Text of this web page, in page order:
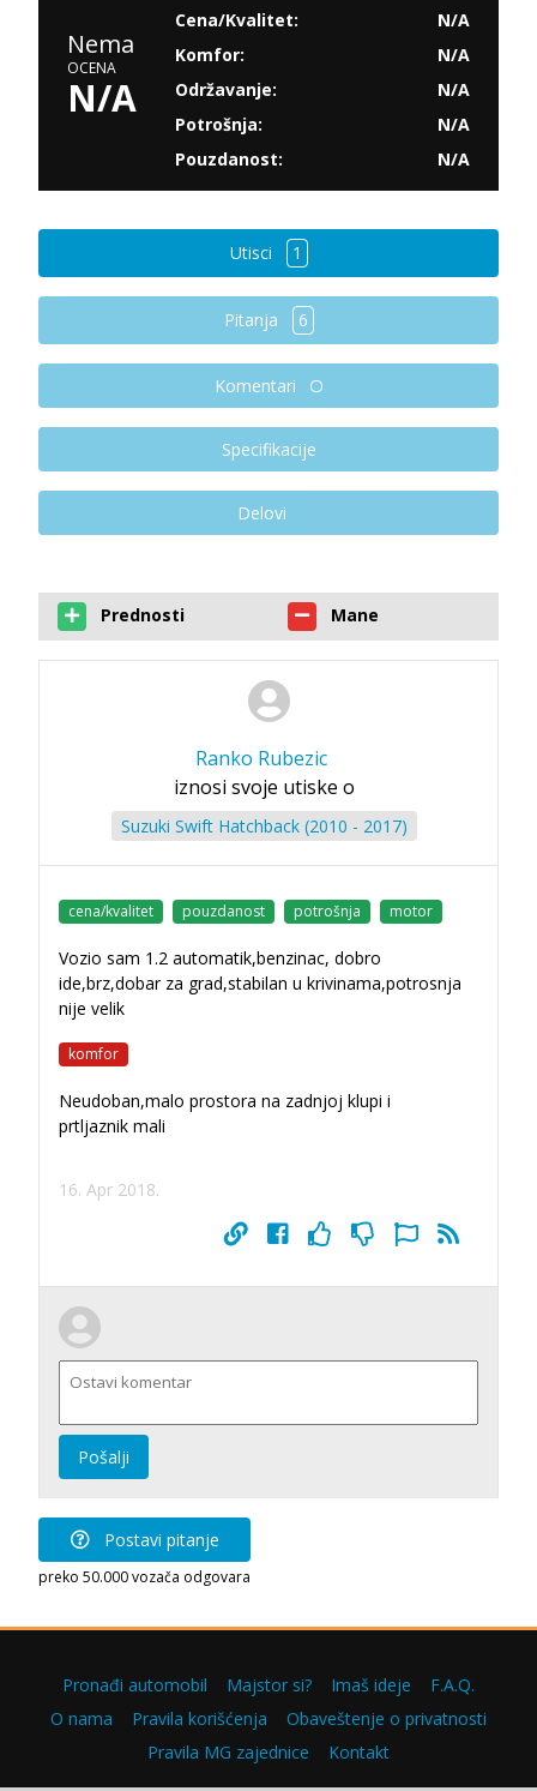
Nema
OCENA
N/A
Cena/Kvalitet:
N/A
Komfor:
N/A
Održavanje:
N/A
Potrošnja:
N/A
Pouzdanost:
N/A
Utisci 1
Pitanja 6
Komentari
Specifikacije
Delovi
Prednosti Mane
Ranko Rubezic
iznosi svoje utiske o
Suzuki Swift Hatchback (2010 - 2017)
cena/kvalitet pouzdanost potrošnja motor
Vozio sam 1.2 automatik,benzinac, dobro
ide,brz,dobar za grad,stabilan u krivinama,potrosnja
nije velik
komfor
Neudoban,malo prostora na zadnjoj klupi i
prtljaznik mali
16. Apr 2018.
Pošalji
Postavi pitanje
preko 50.000 vozača odgovara
Pronađi automobil Majstor si? Imaš ideje
F.A.Q.
O nama
Pravila korišćenja
Obaveštenje o privatnosti
Pravila MG zajednice
Kontakt